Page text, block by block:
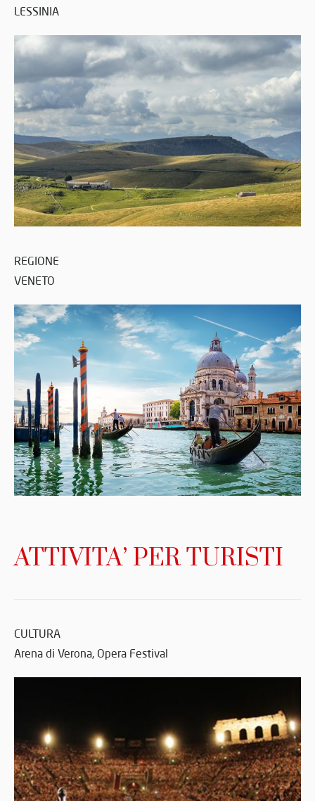
LESSINIA
REGIONE
VENETO
ATTIVITA’ PER TURISTI
CULTURA
Arena di Verona, Opera Festival